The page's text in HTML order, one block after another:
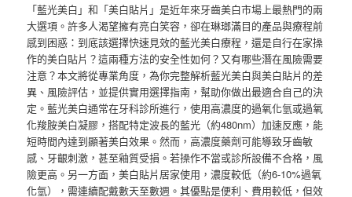
「藍光美白」和「美白貼片」是近年來牙齒美白市場上最熱門的兩
大選項。許多人渴望擁有亮白笑容，卻在琳瑯滿目的產品與療程前
感到困惑：到底該選擇快速見效的藍光美白療程，還是自行在家操
作的美白貼片？這兩種方法的安全性如何？又有哪些潛在風險需要
注意？本文將從專業角度，為你完整解析藍光美白與美白貼片的差
異、風險評估，並提供實用選擇指南，幫助你做出最適合自己的決
定。藍光美白通常在牙科診所進行，使用高濃度的過氧化氫或過氧
化羧胺美白凝膠，搭配特定波長的藍光（約480nm）加速反應，能
短時間內達到顯著美白效果。然而，高濃度藥劑可能導致牙齒敏
感、牙齦刺激，甚至釉質受損。若操作不當或診所設備不合格，風
險更高。另一方面，美白貼片居家使用，濃度較低（約6-10%過氧
化氫），需連續配戴數天至數週。其優點是便利、費用較低，但效